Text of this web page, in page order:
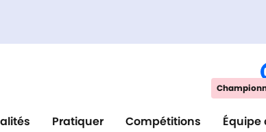
Pratiquer Compétitions Équipe